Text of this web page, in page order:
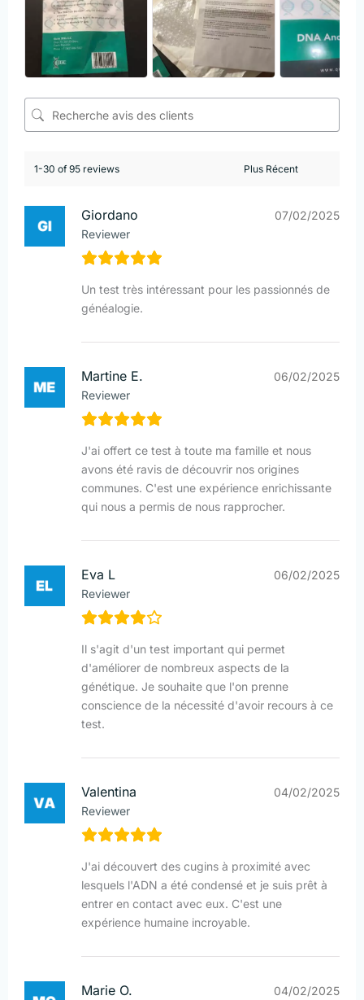
1-30 of 95 reviews
Giordano
Reviewer
07/02/2025
Un test très intéressant pour les passionnés de
généalogie.
Martine E.
Reviewer
06/02/2025
J'ai offert ce test à toute ma famille et nous
avons été ravis de découvrir nos origines
communes. C'est une expérience enrichissante
qui nous a permis de nous rapprocher.
Eva L
Reviewer
06/02/2025
Il s'agit d'un test important qui permet
d'améliorer de nombreux aspects de la
génétique. Je souhaite que l'on prenne
conscience de la nécessité d'avoir recours à ce
test.
Valentina
Reviewer
04/02/2025
J'ai découvert des cugins à proximité avec
lesquels l'ADN a été condensé et je suis prêt à
entrer en contact avec eux. C'est une
expérience humaine incroyable.
Marie O. 04/02/2025